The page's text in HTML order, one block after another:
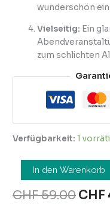
wunderschön ein.
Vielseitig: Ein
zum schlichten
Verfügbarkeit: 1
In den Warenkorb
CHF59.00CHF